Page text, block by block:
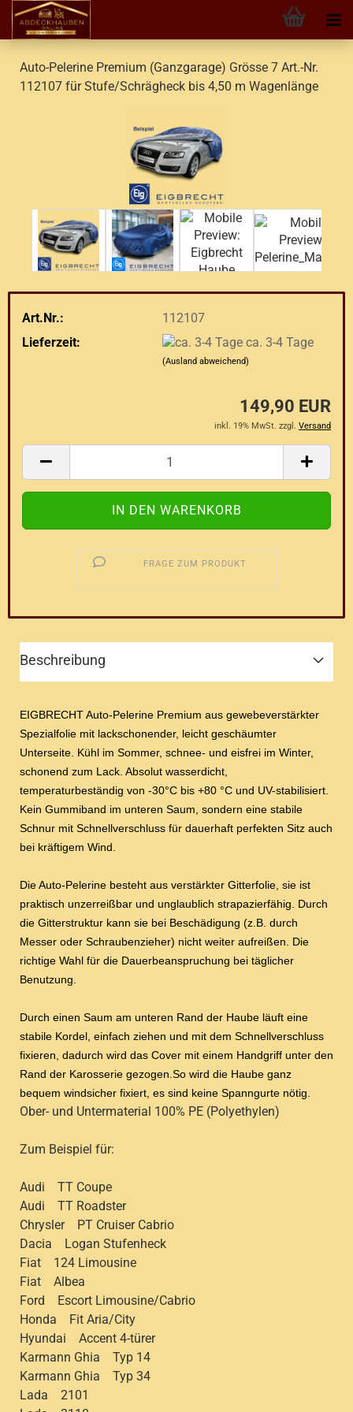
Auto-Pelerine Premium (Ganzgarage) Grösse 7 Art.-Nr.
112107 für Stufe/Schrägheck bis 4,50 m Wagenlänge
Art.Nr.:
112107
Lieferzeit:
ca. 3-4 Tage
(Ausland abweichend)
149,90 EUR
inkl. 19% MwSt. zzgl. Versand
FRAGE ZUM PRODUKT
Beschreibung
EIGBRECHT Auto-Pelerine Premium aus gewebeverstärkter
Spezialfolie mit lackschonender, leicht geschäumter
Unterseite. Kühl im Sommer, schnee- und eisfrei im Winter,
schonend zum Lack. Absolut wasserdicht,
temperaturbeständig von -30°C bis +80 °C und UV-stabilisiert.
Kein Gummiband im unteren Saum, sondern eine stabile
Schnur mit Schnellverschluss für dauerhaft perfekten Sitz auch
bei kräftigem Wind.
Die Auto-Pelerine besteht aus verstärkter Gitterfolie, sie ist
praktisch unzerreißbar und unglaublich strapazierfähig. Durch
die Gitterstruktur kann sie bei Beschädigung (z.B. durch
Messer oder Schraubenzieher) nicht weiter aufreißen. Die
richtige Wahl für die Dauerbeanspruchung bei täglicher
Benutzung.
Durch einen Saum am unteren Rand der Haube läuft eine
stabile Kordel, einfach ziehen und mit dem Schnellverschluss
fixieren, dadurch wird das Cover mit einem Handgriff unter den
Rand der Karosserie gezogen.So wird die Haube ganz
bequem windsicher fixiert, es sind keine Spanngurte nötig.
Ober- und Untermaterial 100% PE (Polyethylen)
Zum Beispiel für:
Audi TT Coupe
Audi TT Roadster
Chrysler PT Cruiser Cabrio
Dacia Logan Stufenheck
Fiat 124 Limousine
Fiat Albea
Ford Escort Limousine/Cabrio
Honda Fit Aria/City
Hyundai Accent 4-türer
Karmann Ghia Typ 14
Karmann Ghia Typ 34
Lada 2101